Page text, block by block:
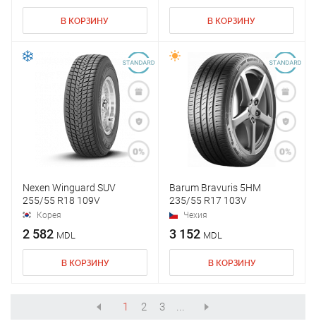
В КОРЗИНУ В КОРЗИНУ
Nexen Winguard SUV
255/55 R18 109V
Корея
2 582 MDL
В КОРЗИНУ
Barum Bravuris 5HM
235/55 R17 103V
Чехия
3 152 MDL
В КОРЗИНУ
1 2 3